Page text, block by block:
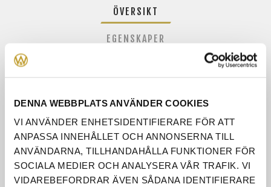
DENNA WEBBPLATS ANVÄNDER COOKIES
VI ANVÄNDER ENHETSIDENTIFIERARE FÖR ATT
ANPASSA INNEHÅLLET OCH ANNONSERNA TILL
ANVÄNDARNA, TILLHANDAHÅLLA FUNKTIONER FÖR
SOCIALA MEDIER OCH ANALYSERA VÅR TRAFIK. VI
VIDAREBEFORDRAR ÄVEN SÅDANA IDENTIFIERARE
ÖVERSIKT
EGENSKAPER
KONTAKTA OSS
Innehåll